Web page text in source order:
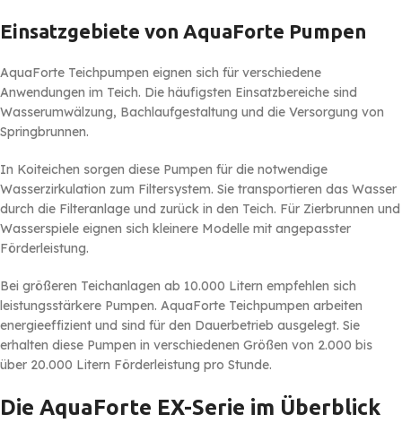
Einsatzgebiete von AquaForte Pumpen
AquaForte Teichpumpen eignen sich für verschiedene
Anwendungen im Teich. Die häufigsten Einsatzbereiche sind
Wasserumwälzung, Bachlaufgestaltung und die Versorgung von
Springbrunnen.
In Koiteichen sorgen diese Pumpen für die notwendige
Wasserzirkulation zum Filtersystem. Sie transportieren das Wasser
durch die Filteranlage und zurück in den Teich. Für Zierbrunnen und
Wasserspiele eignen sich kleinere Modelle mit angepasster
Förderleistung.
Bei größeren Teichanlagen ab 10.000 Litern empfehlen sich
leistungsstärkere Pumpen. AquaForte Teichpumpen arbeiten
energieeffizient und sind für den Dauerbetrieb ausgelegt. Sie
erhalten diese Pumpen in verschiedenen Größen von 2.000 bis
über 20.000 Litern Förderleistung pro Stunde.
Die AquaForte EX-Serie im Überblick